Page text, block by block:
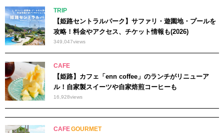
TRIP
【姫路セントラルパーク】サファリ・遊園地・プールを
攻略！料金やアクセス、チケット情報も(2026)
349,047views
CAFE
【姫路】カフェ「enn coffee」のランチがリニューア
ル！自家製スイーツや自家焙煎コーヒーも
16,928views
CAFEGOURMET